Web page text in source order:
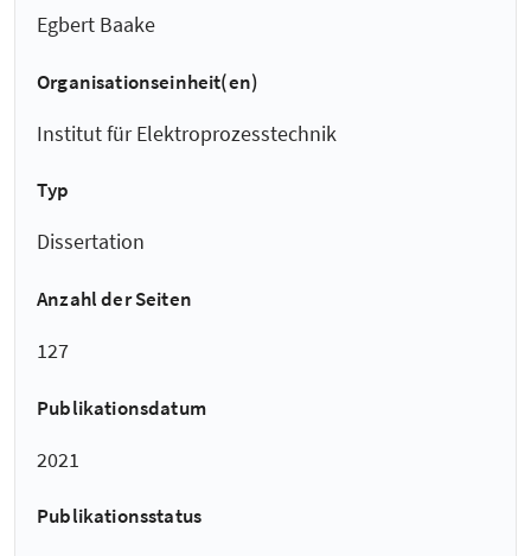
Egbert Baake
Organisationseinheit(en)
Institut für Elektroprozesstechnik
Typ
Dissertation
Anzahl der Seiten
127
Publikationsdatum
2021
Publikationsstatus